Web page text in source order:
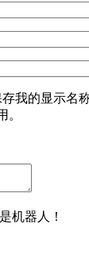
我的显示名
。
机器人！